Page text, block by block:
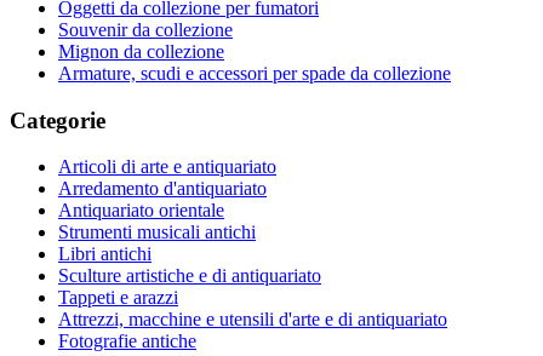
Oggetti da collezione per fumatori
Souvenir da collezione
Mignon da collezione
Armature, scudi e accessori per spade da collezione
Categorie
Articoli di arte e antiquariato
Arredamento d'antiquariato
Antiquariato orientale
Strumenti musicali antichi
Libri antichi
Sculture artistiche e di antiquariato
Tappeti e arazzi
Attrezzi, macchine e utensili d'arte e di antiquariato
Fotografie antiche